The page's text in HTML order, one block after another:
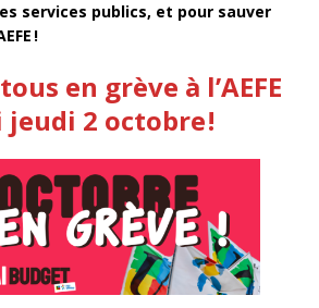
services publics, et pour sauver
!
en grève à l’AEFE
jeudi 2 octobre!